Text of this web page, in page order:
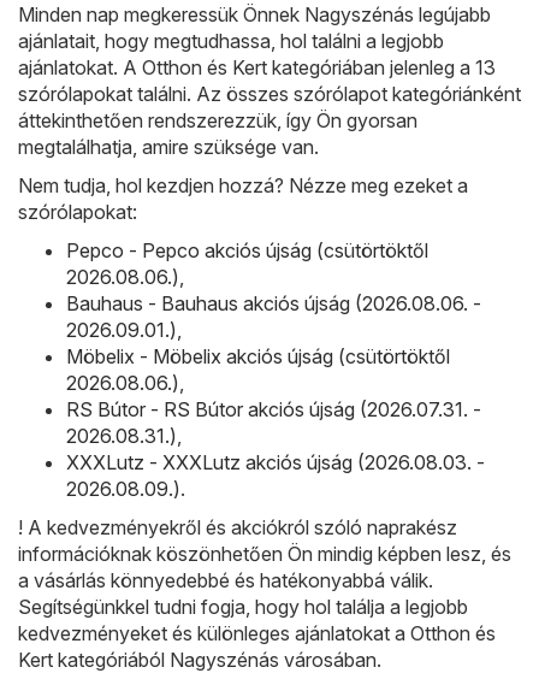
Minden nap megkeressük Önnek Nagyszénás legújabb
ajánlatait, hogy megtudhassa, hol találni a legjobb
ajánlatokat. A Otthon és Kert kategóriában jelenleg a 13
szórólapokat találni. Az összes szórólapot kategóriánként
áttekinthetően rendszerezzük, így Ön gyorsan
megtalálhatja, amire szüksége van.
Nem tudja, hol kezdjen hozzá? Nézze meg ezeket a
szórólapokat:
Pepco - Pepco akciós újság (csütörtöktől
2026.08.06.)
Bauhaus - Bauhaus akciós újság (2026.08.06. -
2026.09.01.)
Möbelix - Möbelix akciós újság (csütörtöktől
2026.08.06.)
RS Bútor - RS Bútor akciós újság (2026.07.31. -
2026.08.31.)
XXXLutz - XXXLutz akciós újság (2026.08.03. -
2026.08.09.).
! A kedvezményekről és akciókról szóló naprakész
információknak köszönhetően Ön mindig képben lesz, és
a vásárlás könnyedebbé és hatékonyabbá válik.
Segítségünkkel tudni fogja, hogy hol találja a legjobb
kedvezményeket és különleges ajánlatokat a Otthon és
Kert kategóriából Nagyszénás városában.